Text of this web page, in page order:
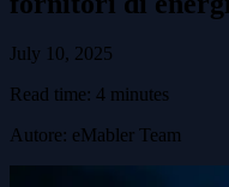
July 10, 2025
Read time: 4 minutes
Autore: eMabler Team